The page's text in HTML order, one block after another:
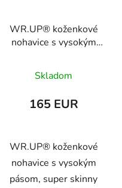
WR.UP® koženkové
nohavice s vysokým
strih, semišový efekt,
WRUP47HF2515
Skladom
165 EUR
WR.UP® koženkové
nohavice s vysokým
pásom, super skinny